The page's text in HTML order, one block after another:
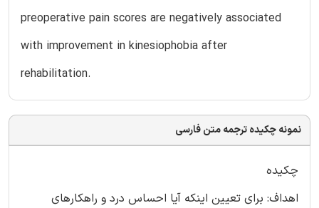
preoperative pain scores are negatively associated
with improvement in kinesiophobia after
rehabilitation.
نمونه چکیده ترجمه متن فارسی
چکیده
اهداف: برای تعیین اینکه آیا احساس درد و راهکارهای